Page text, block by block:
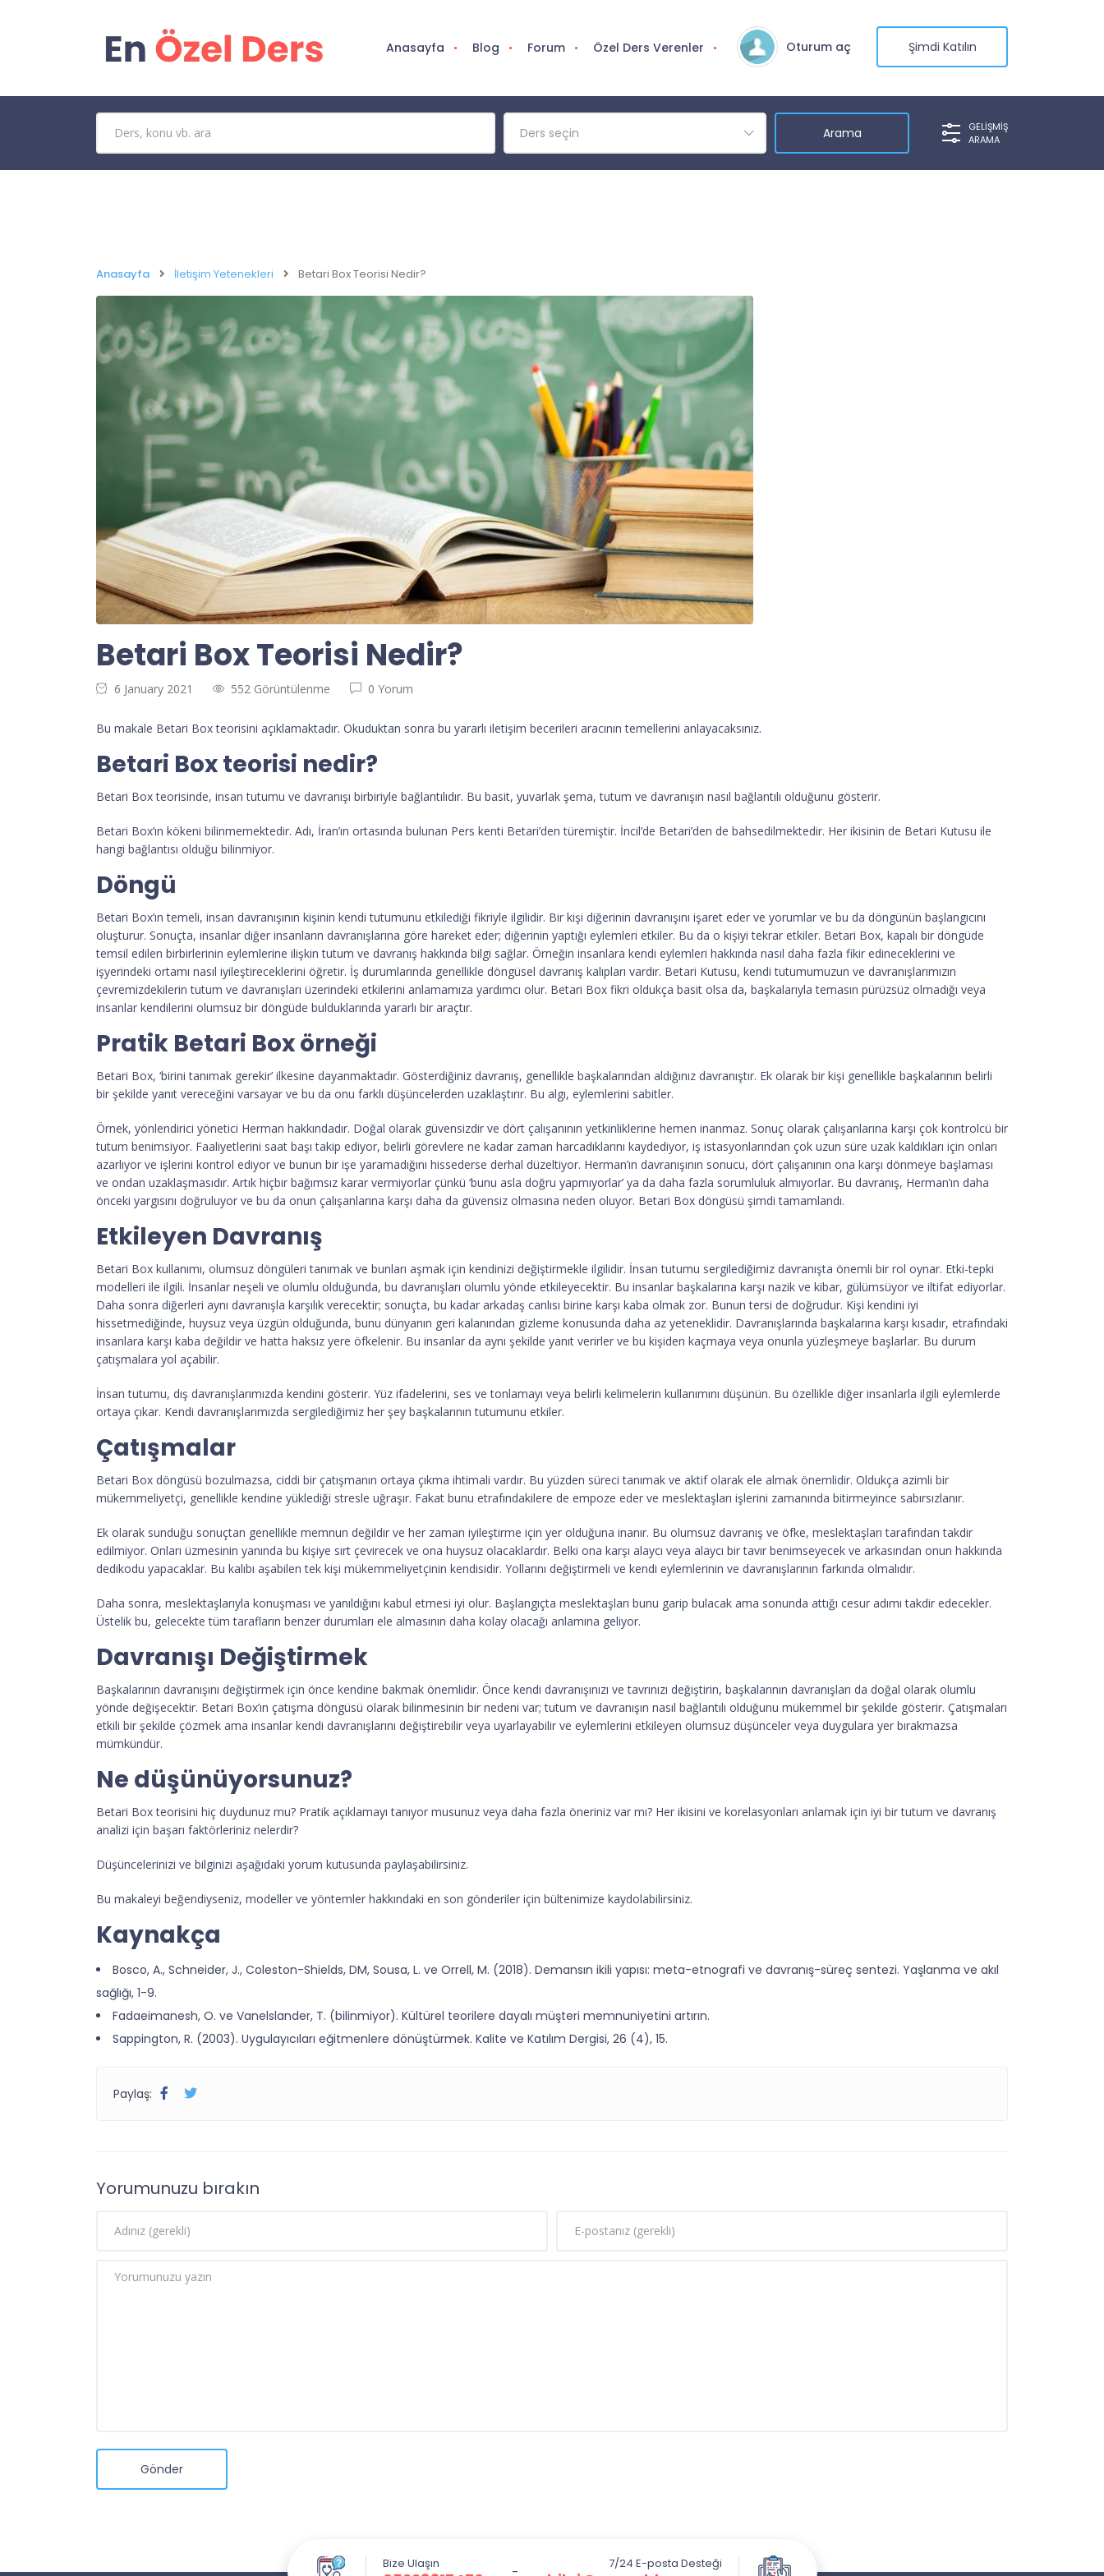
Anasayfa Blog Forum Özel Ders Verenler Oturum aç Şimdi Katılın
Ders seçin
GELIŞMIŞ
ARAMA
Anasayfa İletişim Yetenekleri Betari Box Teorisi Nedir?
Betari Box Teorisi Nedir?
6 January 2021 552 Görüntülenme 0 Yorum
Bu makale Betari Box teorisini açıklamaktadır. Okuduktan sonra bu yararlı iletişim becerileri aracının temellerini anlayacaksınız.
Betari Box teorisi nedir?
Betari Box teorisinde, insan tutumu ve davranışı birbiriyle bağlantılıdır. Bu basit, yuvarlak şema, tutum ve davranışın nasıl bağlantılı olduğunu gösterir.
Betari Box’ın kökeni bilinmemektedir. Adı, İran’ın ortasında bulunan Pers kenti Betari’den türemiştir. İncil’de Betari’den de bahsedilmektedir. Her ikisinin de Betari Kutusu ile
hangi bağlantısı olduğu bilinmiyor.
Döngü
Betari Box’ın temeli, insan davranışının kişinin kendi tutumunu etkilediği fikriyle ilgilidir. Bir kişi diğerinin davranışını işaret eder ve yorumlar ve bu da döngünün başlangıcını
oluşturur. Sonuçta, insanlar diğer insanların davranışlarına göre hareket eder; diğerinin yaptığı eylemleri etkiler. Bu da o kişiyi tekrar etkiler. Betari Box, kapalı bir döngüde
temsil edilen birbirlerinin eylemlerine ilişkin tutum ve davranış hakkında bilgi sağlar. Örneğin insanlara kendi eylemleri hakkında nasıl daha fazla fikir edineceklerini ve
işyerindeki ortamı nasıl iyileştireceklerini öğretir. İş durumlarında genellikle döngüsel davranış kalıpları vardır. Betari Kutusu, kendi tutumumuzun ve davranışlarımızın
çevremizdekilerin tutum ve davranışları üzerindeki etkilerini anlamamıza yardımcı olur. Betari Box fikri oldukça basit olsa da, başkalarıyla temasın pürüzsüz olmadığı veya
insanlar kendilerini olumsuz bir döngüde bulduklarında yararlı bir araçtır.
Pratik Betari Box örneği
Betari Box, ‘birini tanımak gerekir’ ilkesine dayanmaktadır. Gösterdiğiniz davranış, genellikle başkalarından aldığınız davranıştır. Ek olarak bir kişi genellikle başkalarının belirli
bir şekilde yanıt vereceğini varsayar ve bu da onu farklı düşüncelerden uzaklaştırır. Bu algı, eylemlerini sabitler.
Örnek, yönlendirici yönetici Herman hakkındadır. Doğal olarak güvensizdir ve dört çalışanının yetkinliklerine hemen inanmaz. Sonuç olarak çalışanlarına karşı çok kontrolcü bir
tutum benimsiyor. Faaliyetlerini saat başı takip ediyor, belirli görevlere ne kadar zaman harcadıklarını kaydediyor, iş istasyonlarından çok uzun süre uzak kaldıkları için onları
azarlıyor ve işlerini kontrol ediyor ve bunun bir işe yaramadığını hissederse derhal düzeltiyor. Herman’ın davranışının sonucu, dört çalışanının ona karşı dönmeye başlaması
ve ondan uzaklaşmasıdır. Artık hiçbir bağımsız karar vermiyorlar çünkü ‘bunu asla doğru yapmıyorlar’ ya da daha fazla sorumluluk almıyorlar. Bu davranış, Herman’ın daha
önceki yargısını doğruluyor ve bu da onun çalışanlarına karşı daha da güvensiz olmasına neden oluyor. Betari Box döngüsü şimdi tamamlandı.
Etkileyen Davranış
Betari Box kullanımı, olumsuz döngüleri tanımak ve bunları aşmak için kendinizi değiştirmekle ilgilidir. İnsan tutumu sergilediğimiz davranışta önemli bir rol oynar. Etki-tepki
modelleri ile ilgili. İnsanlar neşeli ve olumlu olduğunda, bu davranışları olumlu yönde etkileyecektir. Bu insanlar başkalarına karşı nazik ve kibar, gülümsüyor ve iltifat ediyorlar.
Daha sonra diğerleri aynı davranışla karşılık verecektir; sonuçta, bu kadar arkadaş canlısı birine karşı kaba olmak zor. Bunun tersi de doğrudur. Kişi kendini iyi
hissetmediğinde, huysuz veya üzgün olduğunda, bunu dünyanın geri kalanından gizleme konusunda daha az yeteneklidir. Davranışlarında başkalarına karşı kısadır, etrafındaki
insanlara karşı kaba değildir ve hatta haksız yere öfkelenir. Bu insanlar da aynı şekilde yanıt verirler ve bu kişiden kaçmaya veya onunla yüzleşmeye başlarlar. Bu durum
çatışmalara yol açabilir.
İnsan tutumu, dış davranışlarımızda kendini gösterir. Yüz ifadelerini, ses ve tonlamayı veya belirli kelimelerin kullanımını düşünün. Bu özellikle diğer insanlarla ilgili eylemlerde
ortaya çıkar. Kendi davranışlarımızda sergilediğimiz her şey başkalarının tutumunu etkiler.
Çatışmalar
Betari Box döngüsü bozulmazsa, ciddi bir çatışmanın ortaya çıkma ihtimali vardır. Bu yüzden süreci tanımak ve aktif olarak ele almak önemlidir. Oldukça azimli bir
mükemmeliyetçi, genellikle kendine yüklediği stresle uğraşır. Fakat bunu etrafındakilere de empoze eder ve meslektaşları işlerini zamanında bitirmeyince sabırsızlanır.
Ek olarak sunduğu sonuçtan genellikle memnun değildir ve her zaman iyileştirme için yer olduğuna inanır. Bu olumsuz davranış ve öfke, meslektaşları tarafından takdir
edilmiyor. Onları üzmesinin yanında bu kişiye sırt çevirecek ve ona huysuz olacaklardır. Belki ona karşı alaycı veya alaycı bir tavır benimseyecek ve arkasından onun hakkında
dedikodu yapacaklar. Bu kalıbı aşabilen tek kişi mükemmeliyetçinin kendisidir. Yollarını değiştirmeli ve kendi eylemlerinin ve davranışlarının farkında olmalıdır.
Daha sonra, meslektaşlarıyla konuşması ve yanıldığını kabul etmesi iyi olur. Başlangıçta meslektaşları bunu garip bulacak ama sonunda attığı cesur adımı takdir edecekler.
Üstelik bu, gelecekte tüm tarafların benzer durumları ele almasının daha kolay olacağı anlamına geliyor.
Davranışı Değiştirmek
Başkalarının davranışını değiştirmek için önce kendine bakmak önemlidir. Önce kendi davranışınızı ve tavrınızı değiştirin, başkalarının davranışları da doğal olarak olumlu
yönde değişecektir. Betari Box’ın çatışma döngüsü olarak bilinmesinin bir nedeni var; tutum ve davranışın nasıl bağlantılı olduğunu mükemmel bir şekilde gösterir. Çatışmaları
etkili bir şekilde çözmek ama insanlar kendi davranışlarını değiştirebilir veya uyarlayabilir ve eylemlerini etkileyen olumsuz düşünceler veya duygulara yer bırakmazsa
mümkündür.
Ne düşünüyorsunuz?
Betari Box teorisini hiç duydunuz mu? Pratik açıklamayı tanıyor musunuz veya daha fazla öneriniz var mı? Her ikisini ve korelasyonları anlamak için iyi bir tutum ve davranış
analizi için başarı faktörleriniz nelerdir?
Düşüncelerinizi ve bilginizi aşağıdaki yorum kutusunda paylaşabilirsiniz.
Bu makaleyi beğendiyseniz, modeller ve yöntemler hakkındaki en son gönderiler için bültenimize kaydolabilirsiniz.
Kaynakça
Bosco, A., Schneider, J., Coleston-Shields, DM, Sousa, L. ve Orrell, M. (2018). Demansın ikili yapısı: meta-etnografi ve davranış-süreç sentezi. Yaşlanma ve akıl
sağlığı, 1-9.
Fadaeimanesh, O. ve Vanelslander, T. (bilinmiyor). Kültürel teorilere dayalı müşteri memnuniyetini artırın.
Sappington, R. (2003). Uygulayıcıları eğitmenlere dönüştürmek. Kalite ve Katılım Dergisi, 26 (4), 15.
Paylaş:
Yorumunuzu bırakın
Gönder
Bize Ulaşın 7/24 E-posta Desteği
-